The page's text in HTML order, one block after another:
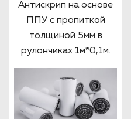
Антискрип на основе
ППУ с пропиткой
толщиной 5мм в
рулончиках 1м*0,1м.